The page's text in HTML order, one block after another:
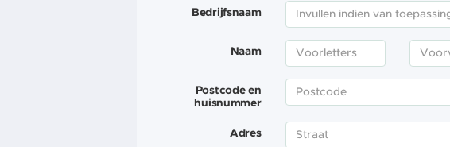
Bedrijfsnaam
Naam
Postcode en
huisnummer
Adres